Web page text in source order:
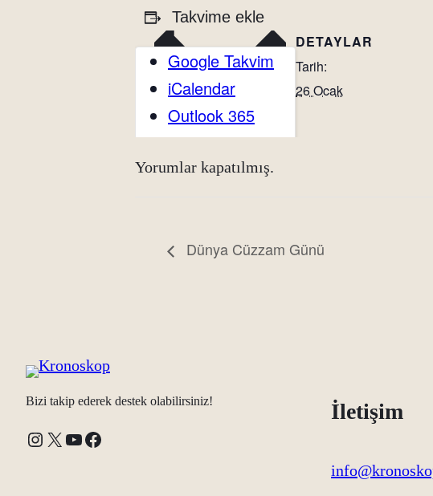
Takvime ekle
Google Takvim
iCalendar
Outlook 365
Outlook Live
DETAYLAR
Tarih:
26 Ocak
Yorumlar kapatılmış.
Dünya Cüzzam Günü
Bizi takip ederek destek olabilirsiniz!
Instagram X YouTube Facebook
İletişim